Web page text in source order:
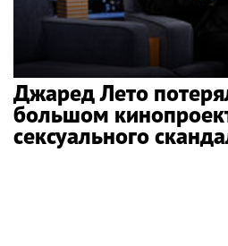
Джаред Лето
большом
сексуального